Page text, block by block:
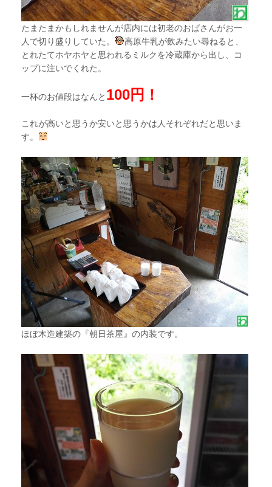
たまたまかもしれませんが店内には初老のおばさんがお一
人で切り盛りしていた。
高原牛乳が飲みたい尋ねると、
とれたてホヤホヤと思われるミルクを冷蔵庫から出し、コ
ップに注いでくれた。
一杯のお値段はなんと 100円！
これが高いと思うか安いと思うかは人それぞれだと思いま
す。
ほぼ木造建築の『朝日茶屋』の内装です。